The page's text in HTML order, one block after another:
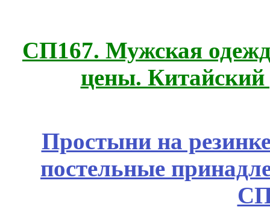
СП167. Мужская
цены.
Простыни на
постельные